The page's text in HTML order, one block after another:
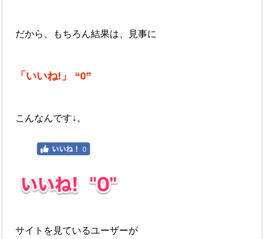
だから、もちろん結果は、見事に
「いいね!」 “0”
こんなんです↓。
サイトを見ているユーザーが